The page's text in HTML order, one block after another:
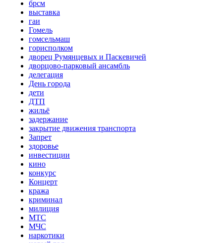
брсм
выставка
гаи
Гомель
гомсельмаш
горисполком
дворец Румянцевых и Паскевичей
дворцово-парковый ансамбль
делегация
День города
дети
ДТП
жильё
задержание
закрытие движения транспорта
Запрет
здоровье
инвестиции
кино
конкурс
Концерт
кража
криминал
милиция
МТС
МЧС
наркотики